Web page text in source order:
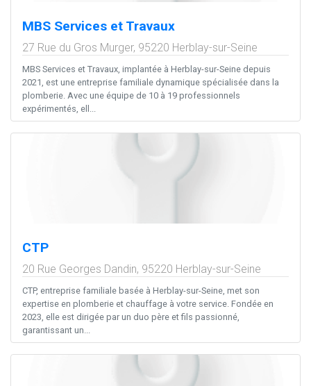
MBS Services et Travaux
27 Rue du Gros Murger, 95220 Herblay-sur-Seine
MBS Services et Travaux, implantée à Herblay-sur-Seine depuis
2021, est une entreprise familiale dynamique spécialisée dans la
plomberie. Avec une équipe de 10 à 19 professionnels
expérimentés, ell...
CTP
20 Rue Georges Dandin, 95220 Herblay-sur-Seine
CTP, entreprise familiale basée à Herblay-sur-Seine, met son
expertise en plomberie et chauffage à votre service. Fondée en
2023, elle est dirigée par un duo père et fils passionné,
garantissant un...